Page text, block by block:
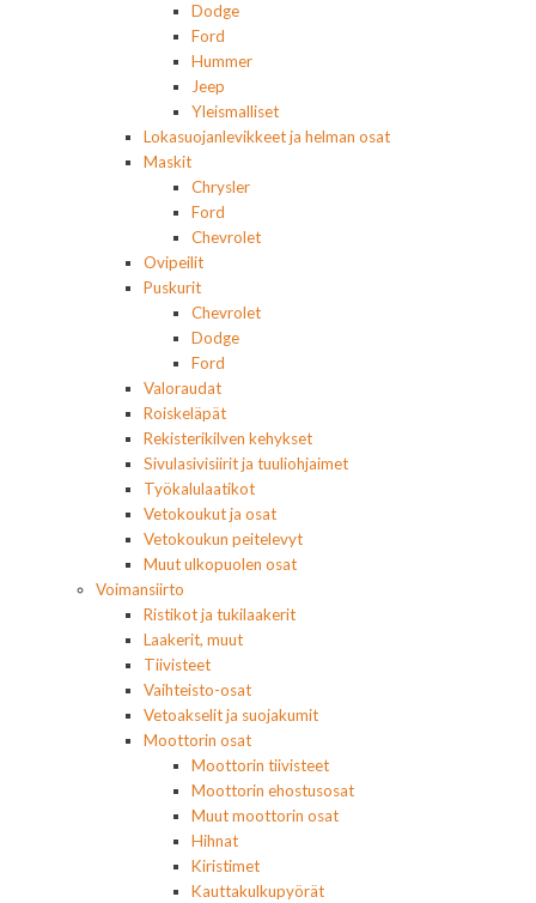
Dodge
Ford
Hummer
Jeep
Yleismalliset
Lokasuojanlevikkeet ja helman osat
Maskit
Chrysler
Ford
Chevrolet
Ovipeilit
Puskurit
Chevrolet
Dodge
Ford
Valoraudat
Roiskeläpät
Rekisterikilven kehykset
Sivulasivisiirit ja tuuliohjaimet
Työkalulaatikot
Vetokoukut ja osat
Vetokoukun peitelevyt
Muut ulkopuolen osat
Voimansiirto
Ristikot ja tukilaakerit
Laakerit, muut
Tiivisteet
Vaihteisto-osat
Vetoakselit ja suojakumit
Moottorin osat
Moottorin tiivisteet
Moottorin ehostusosat
Muut moottorin osat
Hihnat
Kiristimet
Kauttakulkupyörät